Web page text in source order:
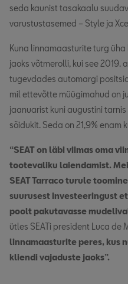
seda kaunist tasakaalu
varustustasemed – Style ja
Kuna linnamaasturite turg üha
jaoks võtmerolli, kui see
tugevdades automargi
mil ettevõtte müügimahud on
jaanuarist kuni augustini
sõidukit. Seda on 21,9% enam
“SEAT on läbi viimas oma
tootevaliku laiendamist.
SEAT Tarraco turule
suurusest investeeringust
poolt pakutavasse
ütles SEATi president Luca de
linnamaasturite peres, kus
kliendi vajaduste jaoks”.